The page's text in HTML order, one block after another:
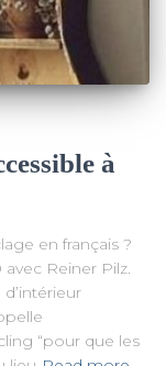
à
en français ?
Reiner Pilz.
“pour que les